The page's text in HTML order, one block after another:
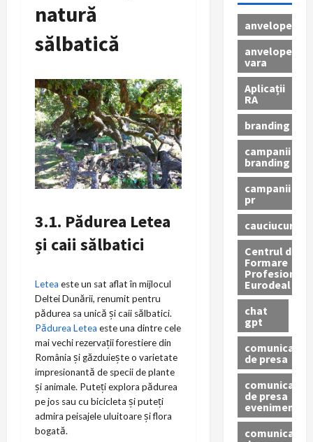
natură
sălbatică
3.1. Pădurea Letea
și caii sălbatici
Letea este un sat aflat în mijlocul
Deltei Dunării, renumit pentru
pădurea sa unică și caii sălbatici.
Pădurea Letea este una dintre cele
mai vechi rezervații forestiere din
România și găzduiește o varietate
impresionantă de specii de plante
și animale. Puteți explora pădurea
pe jos sau cu bicicleta și puteți
admira peisajele uluitoare și flora
bogată.
anvelope
anvelope
vara
Aplicații
RA
branding
campanii
branding
campanii
pr
cauciucuri
Centrul de
Formare
Profesionala
Eurodeal
chat
gpt
comunicat
de presa
comunicat
de presa
eveniment
comunicat